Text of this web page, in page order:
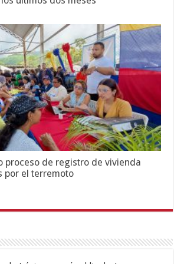
proceso de registro de vivienda
por el terremoto